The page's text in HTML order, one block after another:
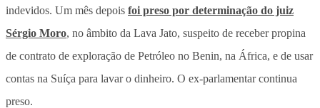
indevidos. Um mês depois foi preso por determinação do juiz
Sérgio Moro, no âmbito da Lava Jato, suspeito de receber propina
de contrato de exploração de Petróleo no Benin, na África, e de usar
contas na Suíça para lavar o dinheiro. O ex-parlamentar continua
preso.